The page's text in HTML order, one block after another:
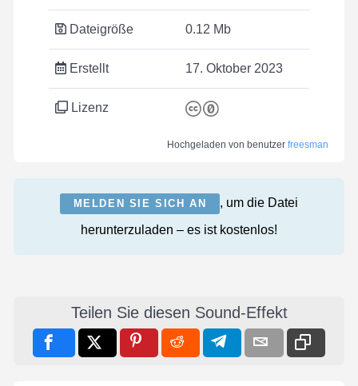
Dateigröße 0.12 Mb
Erstellt 17. Oktober 2023
Lizenz
Hochgeladen von benutzer freesman
MELDEN SIE SICH AN
, um die Datei
herunterzuladen – es ist kostenlos!
Teilen Sie diesen Sound-Effekt